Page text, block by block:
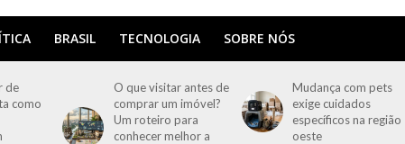
BRASIL TECNOLOGIA SOBRE NÓS
de
como
O que visitar antes de
comprar um imóvel?
Um roteiro para
conhecer melhor a
Mudança com pets
exige cuidados
específicos na região
oeste